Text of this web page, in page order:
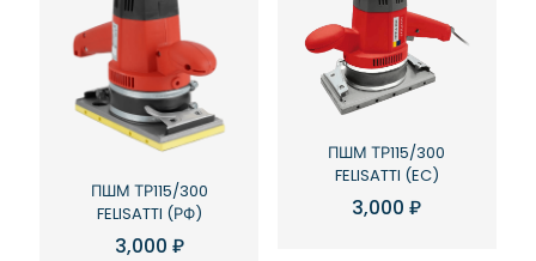
ПШМ ТР115/300
FELISATTI (РФ)
3,000 ₽
ПШМ ТР115/300
FELISATTI (EC)
3,000₽